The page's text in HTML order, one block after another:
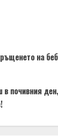
на
почивния